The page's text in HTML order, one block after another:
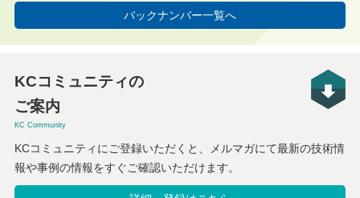
バックナンバー一覧へ
KCコミュニティの
ご案内
KC Community
KCコミュニティにご登録いただくと、メルマガにて最新の技術情
報や事例の情報をすぐご確認いただけます。